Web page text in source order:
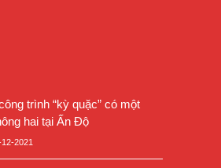
trình “kỳ quặc” có một
hai tại Ấn Độ
2021